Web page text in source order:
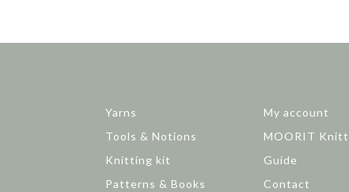
Yarns
Tools & Notions
Knitting kit
Patterns & Books
My account
MOORIT
Guide
Contact